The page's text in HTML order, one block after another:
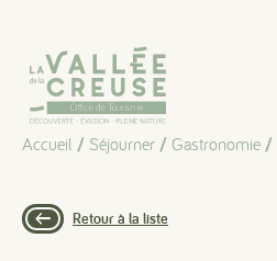
Accueil / Séjourner / Gastronomie /
Retour à la liste